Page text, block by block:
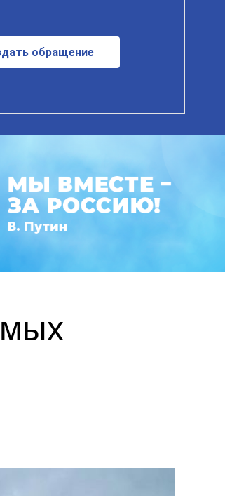
обращение